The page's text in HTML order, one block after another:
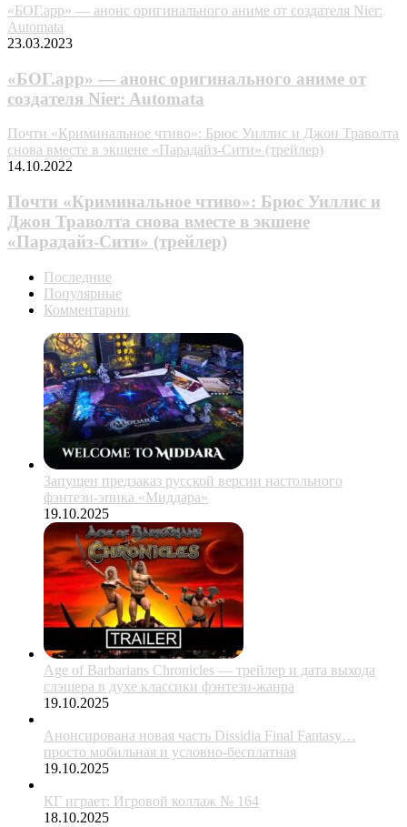
«БОГ.app» — анонс оригинального аниме от создателя Nier:
Automata
23.03.2023
«БОГ.app» — анонс оригинального аниме от
создателя Nier: Automata
Почти «Криминальное чтиво»: Брюс Уиллис и Джон Траволта
снова вместе в экшене «Парадайз-Сити» (трейлер)
14.10.2022
Почти «Криминальное чтиво»: Брюс Уиллис и
Джон Траволта снова вместе в экшене
«Парадайз-Сити» (трейлер)
Последние
Популярные
Комментарии
Запущен предзаказ русской версии настольного
фэнтези-эпика «Миддара»
19.10.2025
Age of Barbarians Chronicles — трейлер и дата выхода
слэшера в духе классики фэнтези-жанра
19.10.2025
Анонсирована новая часть Dissidia Final Fantasy…
просто мобильная и условно-бесплатная
19.10.2025
КГ играет: Игровой коллаж № 164
18.10.2025